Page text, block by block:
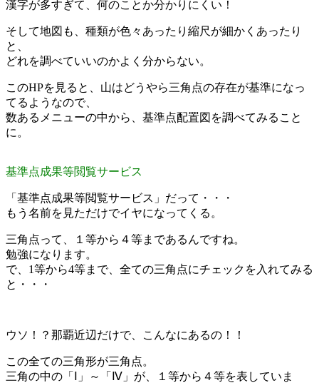
漢字が多すぎて、何のことか分かりにくい！
そして地図も、種類が色々あったり縮尺が細かくあったり
と、
どれを調べていいのかよく分からない。
このHPを見ると、山はどうやら三角点の存在が基準になっ
てるようなので、
数あるメニューの中から、基準点配置図を調べてみること
に。
基準点成果等閲覧サービス
「基準点成果等閲覧サービス」だって・・・
もう名前を見ただけでイヤになってくる。
三角点って、１等から４等まであるんですね。
勉強になります。
で、1等から4等まで、全ての三角点にチェックを入れてみる
と・・・
ウソ！？那覇近辺だけで、こんなにあるの！！
この全ての三角形が三角点。
三角の中の「Ⅰ」～「Ⅳ」が、１等から４等を表していま